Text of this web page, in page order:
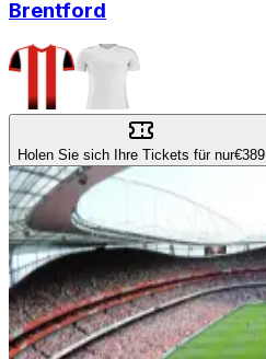
Brentford
Holen Sie sich Ihre Tickets für nur€389